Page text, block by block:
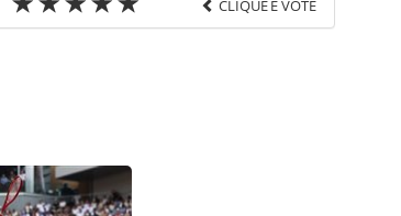
CLIQUE E VOTE
2014/04/veja-fotos-do-kembali-
as ferramentas oferecidas na página.
é protegido pela legislação
conteúdo sem autorização da